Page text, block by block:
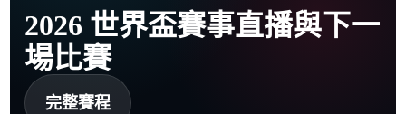
2026 世界盃賽事直播與下一
場比賽
完整賽程